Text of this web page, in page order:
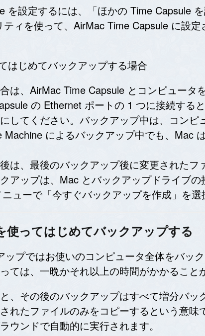
を設定するには、「ほかの Time Capsule
ィを使って、AirMac Time Capsule に設
はじめてバックアップする場合
は、AirMac Time Capsule とコンピュータ
の Ethernet ポートの 1 つに接続する
してください。バックアップ中は、コン
によるバックアップ中でも、Mac
は、最後のバックアップ後に変更されたフ
アップは、Mac とバックアップドライブ
ューで「今すぐバックアップを作成」を選
ってはじめてバックアップする
プではお使いのコンピュータ全体をバッ
ては、一晩かそれ以上の時間がかかること
、その後のバックアップはすべて増分バ
れたファイルのみをコピーするという意
ウンドで自動的に実行されます。